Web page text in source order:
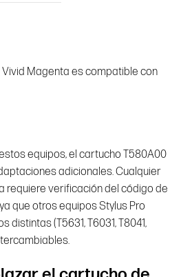
Magenta es compatible con
equipos, el cartucho T580A00
adicionales. Cualquier
requiere verificación del código de
que otros equipos Stylus Pro
distintas (T5631, T6031, T8041,